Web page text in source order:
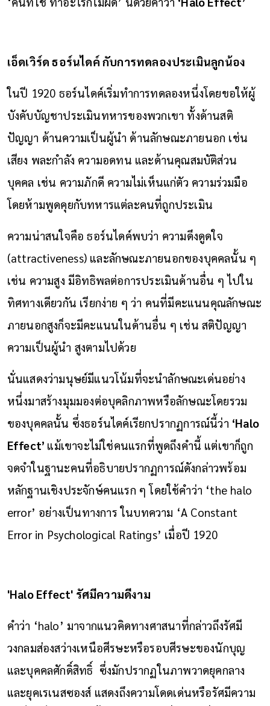
เอ็ดเวิร์ด ธอร์นไดค์ กับการทดลองประเมินลูกน้อง
ในปี 1920 ธอร์นไดค์เริ่มทำการทดลองหนึ่งโดยขอให้ผู้
บังคับบัญชาประเมินทหารของพวกเขา ทั้งด้านสติ
ปัญญา ด้านความเป็นผู้นำ ด้านลักษณะภายนอก เช่น
เสียง พละกำลัง ความอดทน และด้านคุณสมบัติส่วน
บุคคล เช่น ความภักดี ความไม่เห็นแก่ตัว ความร่วมมือ
โดยห้ามพูดคุยกับทหารแต่ละคนที่ถูกประเมิน
ความน่าสนใจคือ ธอร์นไดค์พบว่า ความดึงดูดใจ
(attractiveness) และลักษณะภายนอกของบุคคลนั้น ๆ
เช่น ความสูง มีอิทธิพลต่อการประเมินด้านอื่น ๆ ไปใน
ทิศทางเดียวกัน เรียกง่าย ๆ ว่า คนที่มีคะแนนคุณลักษณะ
ภายนอกสูงก็จะมีคะแนนในด้านอื่น ๆ เช่น สติปัญญา
ความเป็นผู้นำ สูงตามไปด้วย
นั่นแสดงว่ามนุษย์มีแนวโน้มที่จะนำลักษณะเด่นอย่าง
หนึ่งมาสร้างมุมมองต่อบุคลิกภาพหรือลักษณะโดยรวม
ของบุคคลนั้น ซึ่งธอร์นไดค์เรียกปรากฏการณ์นี้ว่า ‘Halo
Effect’ แม้เขาจะไม่ใช่คนแรกที่พูดถึงคำนี้ แต่เขาก็ถูก
จดจำในฐานะคนที่อธิบายปรากฏการณ์ดังกล่าวพร้อม
หลักฐานเชิงประจักษ์คนแรก ๆ โดยใช้คำว่า ‘the halo
error’ อย่างเป็นทางการ ในบทความ ‘A Constant
Error in Psychological Ratings’ เมื่อปี 1920
'Halo Effect' รัศมีความดีงาม
คำว่า ‘halo’ มาจากแนวคิดทางศาสนาที่กล่าวถึงรัศมี
วงกลมส่องสว่างเหนือศีรษะหรือรอบศีรษะของนักบุญ
และบุคคลศักดิ์สิทธิ์ ซึ่งมักปรากฏในภาพวาดยุคกลาง
และยุคเรเนสซองส์ แสดงถึงความโดดเด่นหรือรัศมีความ